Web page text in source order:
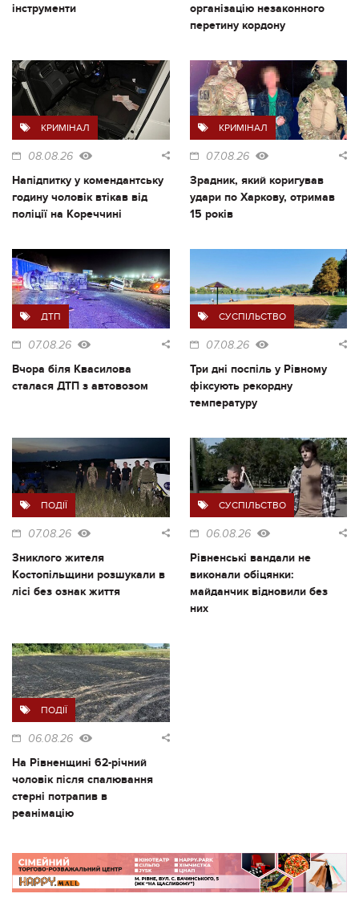
інструменти
організацію незаконного
перетину кордону
КРИМІНАЛ
08.08.26
Напідпитку у комендантську
годину чоловік втікав від
поліції на Кореччині
КРИМІНАЛ
07.08.26
Зрадник, який коригував
удари по Харкову, отримав
15 років
ДТП
07.08.26
Вчора біля Квасилова
сталася ДТП з автовозом
СУСПІЛЬСТВО
07.08.26
Три дні поспіль у Рівному
фіксують рекордну
температуру
ПОДІЇ
07.08.26
Зниклого жителя
Костопільщини розшукали в
лісі без ознак життя
СУСПІЛЬСТВО
06.08.26
Рівненські вандали не
виконали обіцянки:
майданчик відновили без
них
ПОДІЇ
06.08.26
На Рівненщині 62-річний
чоловік після спалювання
стерні потрапив в
реанімацію